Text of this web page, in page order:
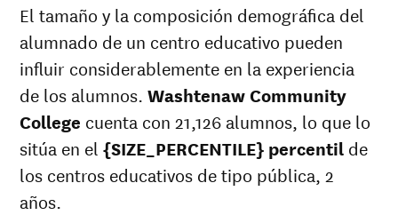
El tamaño y la composición demográfica del
alumnado de un centro educativo pueden
influir considerablemente en la experiencia
de los alumnos.Washtenaw Community
College cuenta con 21,126 alumnos, lo que lo
sitúa en el{SIZE_PERCENTILE} percentil de
los centros educativos de tipo pública, 2
años.